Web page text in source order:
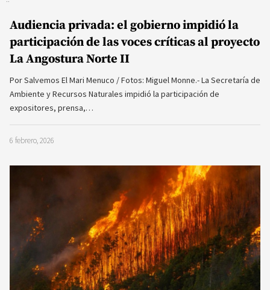
Audiencia privada: el gobierno impidió la
participación de las voces críticas al proyecto
La Angostura Norte II
Por Salvemos El Mari Menuco / Fotos: Miguel Monne.- La Secretaría de
Ambiente y Recursos Naturales impidió la participación de
expositores, prensa,…
6 febrero, 2026